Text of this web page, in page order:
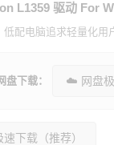
L1359 驱动 For
低配电脑追求轻量化用
盘下载： ☁️ 网盘极
下载（推荐）